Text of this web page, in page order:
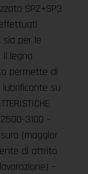
SP2+SP3
per le
il legno
permette di
su
3100 –
(maggior
di attrito
–